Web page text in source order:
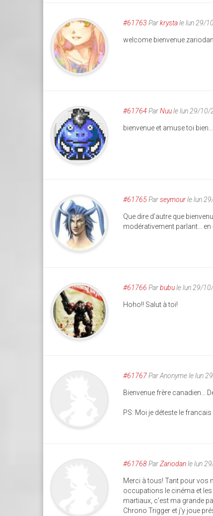
#61763 Parkrystale lun 29/
welcome bienvenue
#61764 ParNuule lun 29/10/
bienvenue et amuse toi
#61765Parseymourle lun
Que dire d'autre que
modérativement parlant...
#61766 Parbubule lun 29/
Hoho!! Salut à toi!
#61767ParAnonymele lun
Bienvenue frère canadien...
PS: Moi je déteste le
#61768ParZariodanle lun
Merci à tous! Tant pour vos
occupations le cinéma et
martiaux, c'est ma grande
Chrono Trigger et j'y joue